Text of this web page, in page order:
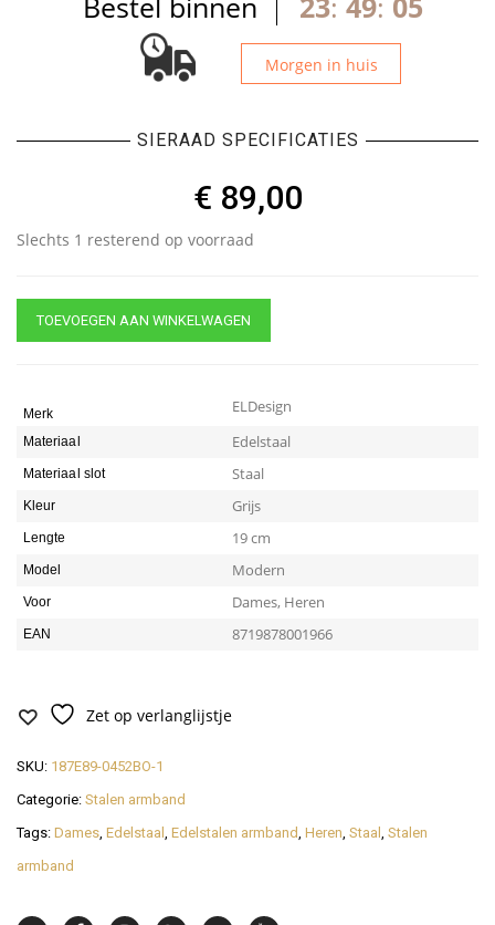
Morgen in huis
SIERAAD SPECIFICATIES
€ 89,00
Slechts 1 resterend op voorraad
TOEVOEGEN AAN WINKELWAGEN
Merk ELDesign
Materiaal Edelstaal
Materiaal slot Staal
Kleur Grijs
Lengte 19 cm
Model Modern
Voor Dames, Heren
EAN 8719878001966
Zet op verlanglijstje
SKU: 187E89-0452BO-1
Categorie: Stalen armband
Tags: Dames, Edelstaal , Edelstalen armband, Heren, Staal , Stalen
armband